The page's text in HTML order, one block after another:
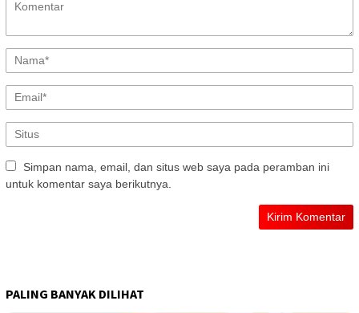
Simpan nama, email, dan situs web saya pada peramban ini
untuk komentar saya berikutnya.
PALING BANYAK DILIHAT